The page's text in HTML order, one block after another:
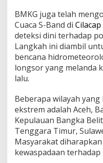
BMKG juga telah
Cuaca S-Band di Cilacap
deteksi dini terhadap
Langkah ini diambil
bencana
longsor yang melanda
lalu.
Beberapa wilayah
ekstrem adalah Aceh,
Kepulauan Bangka
Tenggara Timur,
Masyarakat
kewaspadaan